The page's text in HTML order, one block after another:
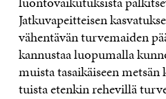
Jatkuvapeitteisen
vähentävän turvemaiden
kannustaa luopumalla
muista tasaikäiseen metsän
tuista etenkin rehevillä